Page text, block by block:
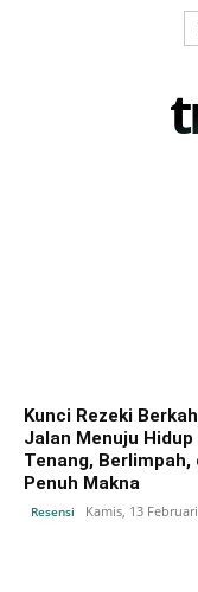
Kunci Rezeki
Jalan Menuju Hidup
Tenang, Berlimpah,
Penuh Makna
Resensi Kamis, 13